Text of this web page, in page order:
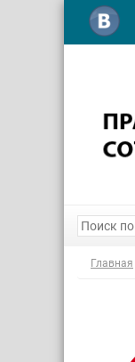
Главная